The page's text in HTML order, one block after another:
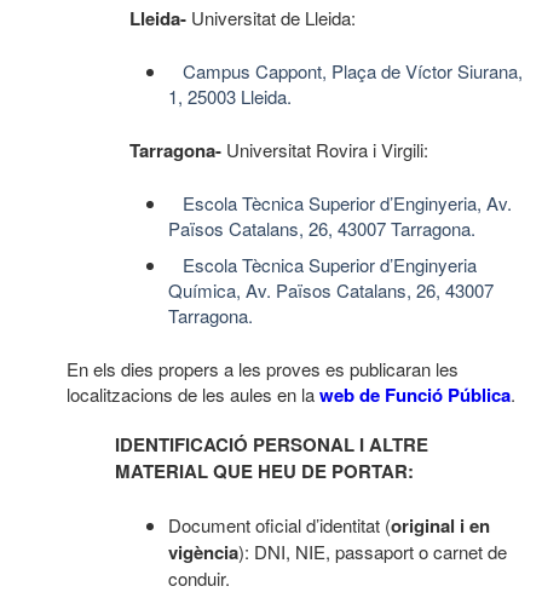
Lleida- Universitat de Lleida:
Campus Cappont, Plaça de Víctor Siurana,
1, 25003 Lleida.
Tarragona- Universitat Rovira i Virgili:
Escola Tècnica Superior d’Enginyeria, Av.
Països Catalans, 26, 43007 Tarragona.
Escola Tècnica Superior d’Enginyeria
Química, Av. Països Catalans, 26, 43007
Tarragona.
En els dies propers a les proves es publicaran les
localitzacions de les aules en laweb de Funció Pública.
IDENTIFICACIÓ PERSONAL I ALTRE
MATERIAL QUE HEU DE PORTAR:
Document oficial d’identitat (original i en
vigència): DNI, NIE, passaport o carnet de
conduir.